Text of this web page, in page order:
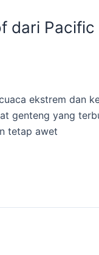
dari
ekstrem dan
genteng yang
tetap awet